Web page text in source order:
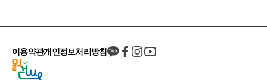
이용약관개인정보처리방침